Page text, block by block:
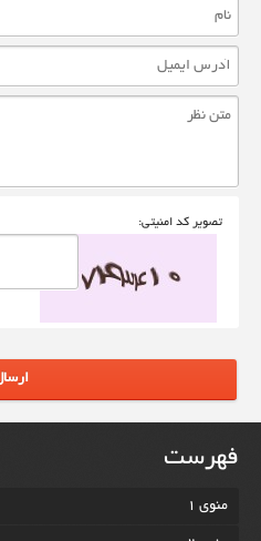
تصوير کد امنيتی:
فهرست
منوی 1